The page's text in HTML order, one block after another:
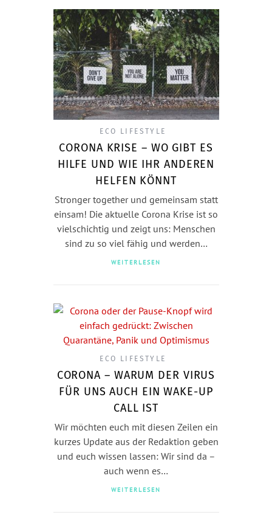
ECO LIFESTYLE
CORONA KRISE – WO GIBT ES
HILFE UND WIE IHR ANDEREN
HELFEN KÖNNT
Stronger together und gemeinsam statt
einsam! Die aktuelle Corona Krise ist so
vielschichtig und zeigt uns: Menschen
sind zu so viel fähig und werden…
WEITERLESEN
ECO LIFESTYLE
CORONA – WARUM DER VIRUS
FÜR UNS AUCH EIN WAKE-UP
CALL IST
Wir möchten euch mit diesen Zeilen ein
kurzes Update aus der Redaktion geben
und euch wissen lassen: Wir sind da –
auch wenn es…
WEITERLESEN